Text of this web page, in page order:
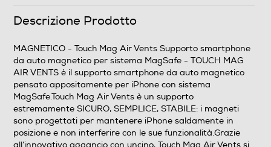
Informazioni sulla sicurezza del prodotto
Clicca qui
Descrizione Prodotto
MAGNETICO - Touch Mag Air Vents Supporto smartphone
da auto magnetico per sistema MagSafe - TOUCH MAG
AIR VENTS è il supporto smartphone da auto magnetico
pensato appositamente per iPhone con sistema
MagSafe.Touch Mag Air Vents è un supporto
estremamente SICURO, SEMPLICE, STABILE: i magneti
sono progettati per mantenere iPhone saldamente in
posizione e non interferire con le sue funzionalità.Grazie